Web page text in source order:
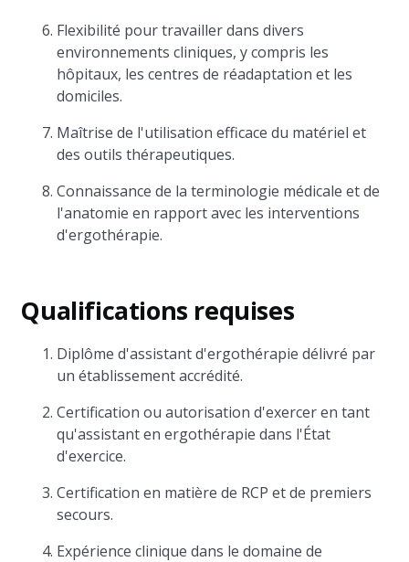
Flexibilité pour travailler dans divers
environnements cliniques, y compris les
hôpitaux, les centres de réadaptation et les
domiciles.
Maîtrise de l'utilisation efficace du matériel et
des outils thérapeutiques.
Connaissance de la terminologie médicale et de
l'anatomie en rapport avec les interventions
d'ergothérapie.
Qualifications requises
Diplôme d'assistant d'ergothérapie délivré par
un établissement accrédité.
Certification ou autorisation d'exercer en tant
qu'assistant en ergothérapie dans l'État
d'exercice.
Certification en matière de RCP et de premiers
secours.
Expérience clinique dans le domaine de